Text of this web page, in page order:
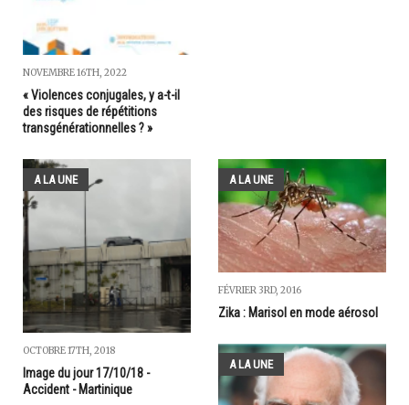
NOVEMBRE 16TH, 2022
« Violences conjugales, y a-t-il
des risques de répétitions
transgénérationnelles ? »
A LA UNE
OCTOBRE 17TH, 2018
Image du jour 17/10/18 -
Accident - Martinique
A LA UNE
FÉVRIER 3RD, 2016
Zika : Marisol en mode aérosol
A LA UNE